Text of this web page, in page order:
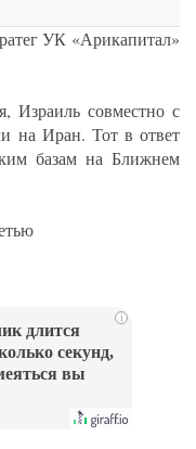
УК «Арикапитал»
Израиль совместно с
на Иран. Тот в ответ
базам на Ближнем
i
длится
секунд,
вы